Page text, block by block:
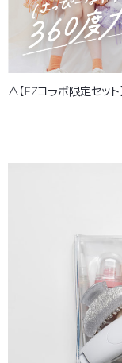
△【FZコラボ限定セット